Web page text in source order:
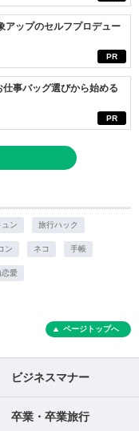
PR
ップのセルフプロデュー
PR
事バッグ選びから始める
ュン 旅行ハック
ン ネコ 手帳
恋愛
ページトップへ
ビジネスマナー
卒業・卒業旅行